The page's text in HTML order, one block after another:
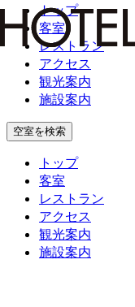
トップ
客室
レストラン
アクセス
観光案内
施設案内
空室を検索
トップ
客室
レストラン
アクセス
観光案内
施設案内